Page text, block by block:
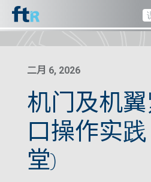
二月 6, 2026
机门及机
口操作实
堂)